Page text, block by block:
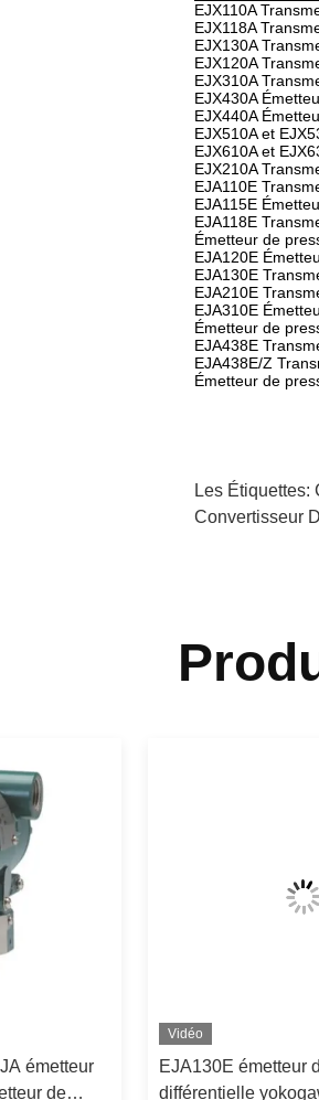
EJX110A
EJX118A
EJX130A
EJX120A
EJX310A
EJX430A
EJX440A
EJX510A et
EJX610A et
EJX210A
EJA110E
EJA115E
EJA118E
Émetteur de
EJA120E
EJA130E
EJA210E
EJA310E
Émetteur de
EJA438E
EJA438E/Z
Émetteur de
Les Étiquettes:
Convertisseur
émetteur
de
Vidéo
EJA130E émetteur
différentielle